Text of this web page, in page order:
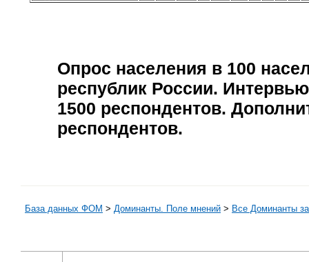
Опрос населения в 100
республик России.
1500 респондентов.
респондентов.
База данных ФОМ > Доминанты. Поле мнений > Все Доминанты